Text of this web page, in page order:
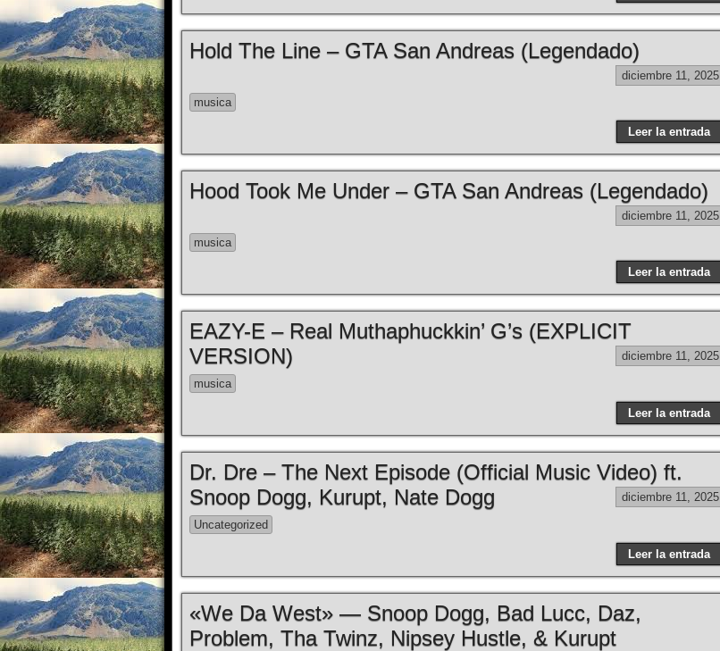
Hold The Line – GTA San Andreas (Legendado)
diciembre 11, 2025
musica
Leer la entrada
Hood Took Me Under – GTA San Andreas (Legendado)
diciembre 11, 2025
musica
Leer la entrada
EAZY-E – Real Muthaphuckkin’ G’s (EXPLICIT
VERSION)
diciembre 11, 2025
musica
Leer la entrada
Dr. Dre – The Next Episode (Official Music Video) ft.
Snoop Dogg, Kurupt, Nate Dogg
diciembre 11, 2025
Uncategorized
Leer la entrada
«We Da West» — Snoop Dogg, Bad Lucc, Daz,
Problem, Tha Twinz, Nipsey Hustle, & Kurupt